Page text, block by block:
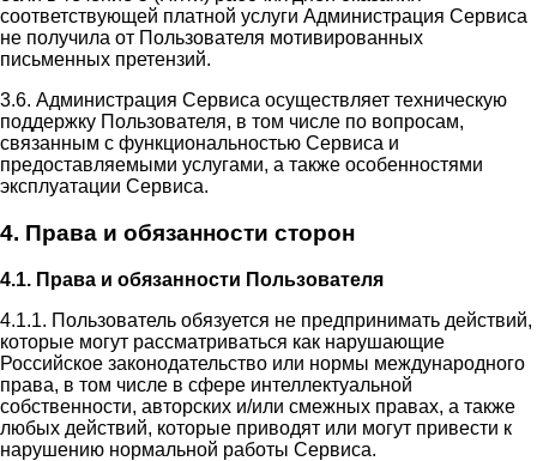
соответствующей платной услуги Администрация Сервиса
не получила от Пользователя мотивированных
письменных претензий.
3.6. Администрация Сервиса осуществляет техническую
поддержку Пользователя, в том числе по вопросам,
связанным с функциональностью Сервиса и
предоставляемыми услугами, а также особенностями
эксплуатации Сервиса.
4. Права и обязанности сторон
4.1. Права и обязанности Пользователя
4.1.1. Пользователь обязуется не предпринимать действий,
которые могут рассматриваться как нарушающие
Российское законодательство или нормы международного
права, в том числе в сфере интеллектуальной
собственности, авторских и/или смежных правах, а также
любых действий, которые приводят или могут привести к
нарушению нормальной работы Сервиса.